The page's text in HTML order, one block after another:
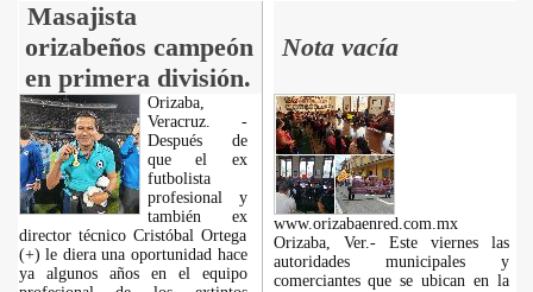
Masajista
orizabeños campeón
en primera división.
Nota vacía
Orizaba,
Veracruz. -
Después de
que el ex
futbolista
profesional y
también ex
director técnico Cristóbal Ortega
(+) le diera una oportunidad hace
ya algunos años en el equipo
www.orizabaenred.com.mx
Orizaba, Ver.- Este viernes las
autoridades municipales y
comerciantes que se ubican en la